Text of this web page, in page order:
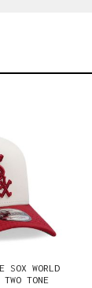
SOX WORLD
TONE